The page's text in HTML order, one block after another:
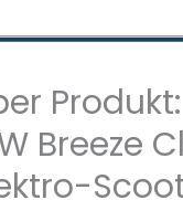
Breeze